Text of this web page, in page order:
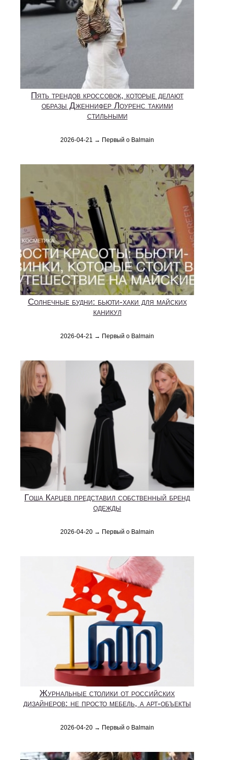
Пять трендов кроссовок, которые делают
образы Дженнифер Лоуренс такими
стильными
2026-04-21 → Первый о Balmain
Солнечные будни: бьюти-хаки для майских
каникул
2026-04-21 → Первый о Balmain
Гоша Карцев представил собственный бренд
одежды
2026-04-20 → Первый о Balmain
Журнальные столики от российских
дизайнеров: не просто мебель, а арт-объекты
2026-04-20 → Первый о Balmain